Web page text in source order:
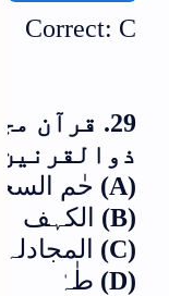
Correct: C
29. قرآن
(A)
حٰم
(B)
الکہف
(C)
المجادلہ
(D)
طٰہٰ